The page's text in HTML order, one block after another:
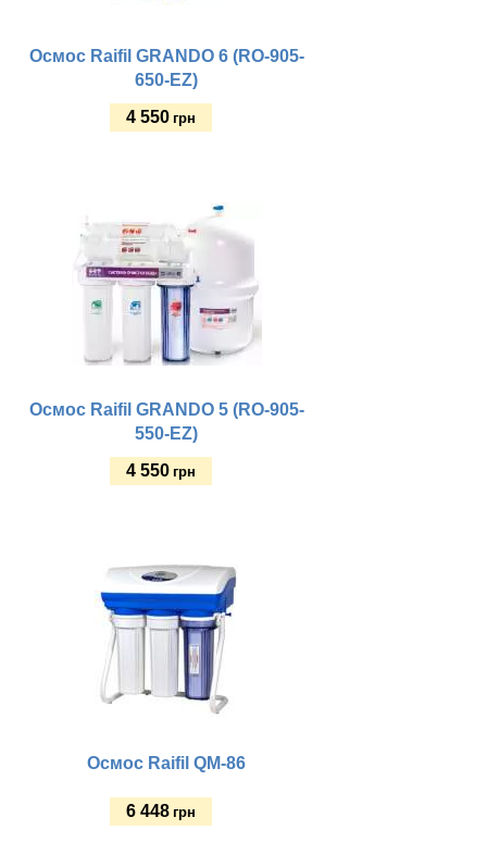
Осмос Raifil GRANDO 6 (RO-905-
650-EZ)
4 550 грн
Осмос Raifil GRANDO 5 (RO-905-
550-EZ)
4 550 грн
Осмос Raifil QM-86
6 448 грн